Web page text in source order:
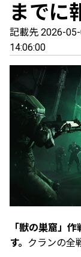
までに
記載先 2026-
14:06:00
「獣の巣窟」
す。 クランの全